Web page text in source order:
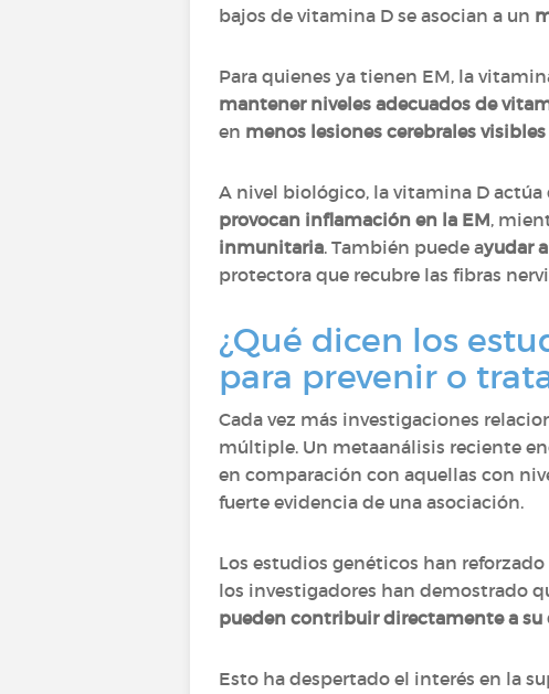
bajos de vitamina D se asocian a un
Para quienes ya tienen EM, la
mantener niveles adecuados de
en menos lesiones cerebrales
A nivel biológico, la vitamina D actúa
provocan inflamación en la EM,
inmunitaria. También puede ayudar
protectora que recubre las fibras
¿Qué dicen los
para prevenir o
Cada vez más investigaciones
múltiple. Un metaanálisis reciente
en comparación con aquellas con
fuerte evidencia de una asociación.
Los estudios genéticos han
los investigadores han demostrado
pueden contribuir directamente a su
Esto ha despertado el interés en la